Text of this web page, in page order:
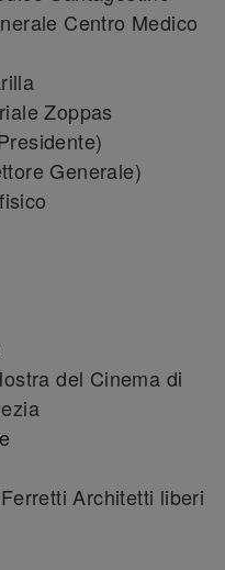
Centro Medico
Zoppas
Generale)
del Cinema di
Architetti liberi